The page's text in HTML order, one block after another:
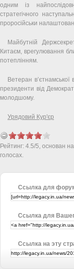
одним із
стратегічного
проросійськи
Майбутній
Китаєм, врегулювання
потеплінням.
Ветеран
президенти від
молодшому.
Урядовий Кур'єр
Рейтинг: 4.5/5, основан на
голосах.
Ссылка для
Ссылка для
Ссылка на эту